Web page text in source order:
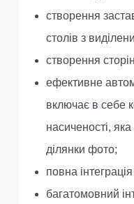
створення
столів з
створення
ефективне
включає в себе
насиченості,
ділянки фото;
повна
багатомовний